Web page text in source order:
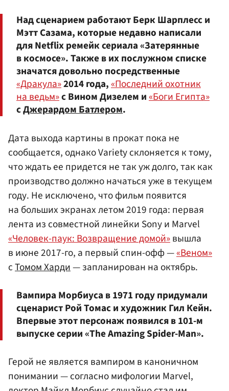
Над сценарием работают Берк Шарплесс и
Мэтт Сазама, которые недавно написали
для Netflix ремейк сериала «Затерянные
в космосе». Также в их послужном списке
значатся довольно посредственные
«Дракула»2014 года,«Последний охотник
на ведьм»с Вином Дизелем и«Боги Египта»
сДжерардом Батлером.
Дата выхода картины в прокат пока не
сообщается, однако Variety склоняется к тому,
что ждать ее придется не так уж долго, так как
производство должно начаться уже в текущем
году. Не исключено, что фильм появится
на больших экранах летом 2019 года: первая
лента из совместной линейки Sony и Marvel
«Человек-паук: Возвращение домой»вышла
в июне 2017-го, а первый спин-офф —«Веном»
сТомом Харди— запланирован на октябрь.
Вампира Морбиуса в 1971 году придумали
сценарист Рой Томас и художник Гил Кейн.
Впервые этот персонаж появился в 101-м
выпуске серии «The Amazing Spider-Man».
Герой не является вампиром в каноничном
понимании — согласно мифологии Marvel,